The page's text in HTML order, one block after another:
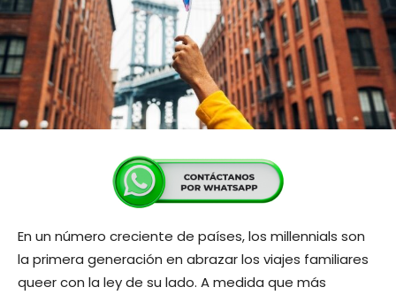
En un número creciente de países, los millennials son
la primera generación en abrazar los viajes familiares
queer con la ley de su lado. A medida que más